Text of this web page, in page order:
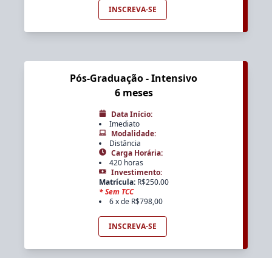
INSCREVA-SE
Pós-Graduação - Intensivo
6 meses
Data Início:
Imediato
Modalidade:
Distância
Carga Horária:
420 horas
Investimento:
Matrícula: R$250.00
*Sem TCC
6 x de R$798,00
INSCREVA-SE